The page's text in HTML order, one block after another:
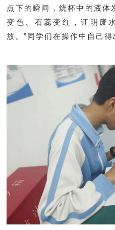
点下的瞬间，烧杯中的液体
变色、石蕊变红，证明废
放。”同学们在操作中自己得